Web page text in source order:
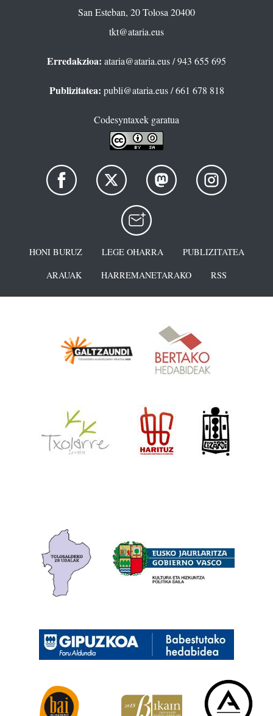
San Esteban, 20 Tolosa 20400
tkt@ataria.eus
Erredakzioa: ataria@ataria.eus/ 943 655 695
Publizitatea: publi@ataria.eus/ 661 678 818
Codesyntaxek garatua
HONI BURUZ LEGE OHARRA
PUBLIZITATEA
ARAUAK
HARREMANETARAKO RSS